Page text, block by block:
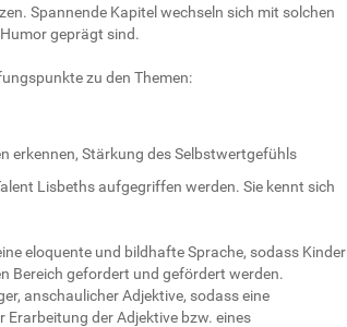
Spannende Kapitel wechseln sich mit solchen
geprägt sind.
zu den Themen:
erkennen, Stärkung des Selbstwertgefühls
Lisbeths aufgegriffen werden. Sie kennt sich
eloquente und bildhafte Sprache, sodass Kinder
Bereich gefordert und gefördert werden.
anschaulicher Adjektive, sodass eine
Erarbeitung der Adjektive bzw. eines